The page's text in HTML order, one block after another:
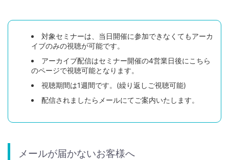
対象セミナーは、当日開催に参加できなくてもアーカ
イブのみの視聴が可能です。
アーカイブ配信はセミナー開催の4営業日後にこちら
のページで視聴可能となります。
視聴期間は1週間です。(繰り返しご視聴可能)
配信されましたらメールにてご案内いたします。
メールが届かないお客様へ